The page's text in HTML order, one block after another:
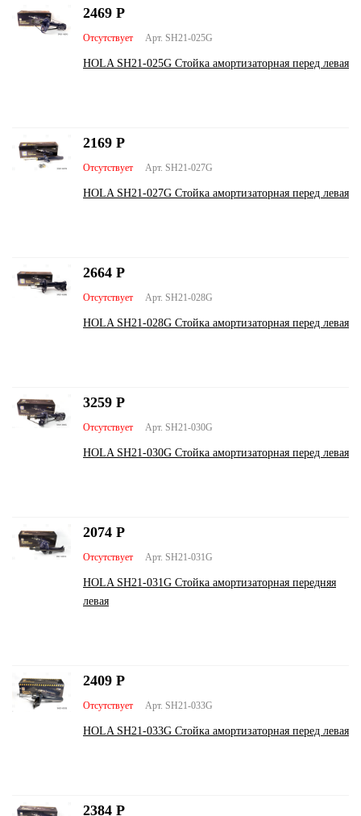
Арт. SH21-025G
Отсутствует
HOLA SH21-025G Стойка амортизаторная перед левая
2469 Р
Арт. SH21-027G
Отсутствует
HOLA SH21-027G Стойка амортизаторная перед левая
2169 Р
Арт. SH21-028G
Отсутствует
HOLA SH21-028G Стойка амортизаторная перед левая
2664 Р
Арт. SH21-030G
Отсутствует
HOLA SH21-030G Стойка амортизаторная перед левая
3259 Р
Арт. SH21-031G
Отсутствует
HOLA SH21-031G Стойка амортизаторная передняя
левая
2074 Р
Арт. SH21-033G
Отсутствует
HOLA SH21-033G Стойка амортизаторная перед левая
2409 Р
2384 Р